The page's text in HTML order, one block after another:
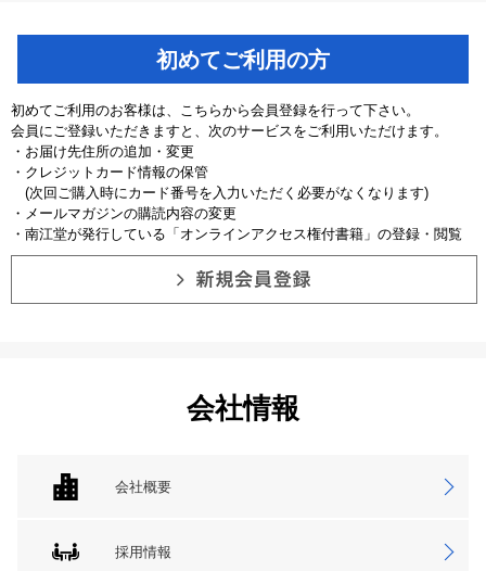
初めてご利用の方
初めてご利用のお客様は、こちらから会員登録を行って下さい。
会員にご登録いただきますと、次のサービスをご利用いただけます。
・お届け先住所の追加・変更
・クレジットカード情報の保管
(次回ご購入時にカード番号を入力いただく必要がなくなります)
・メールマガジンの購読内容の変更
・南江堂が発行している「オンラインアクセス権付書籍」の登録・閲覧
会社情報
会社概要
採用情報